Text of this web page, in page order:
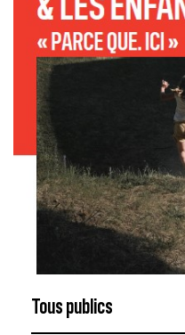
Tous publics